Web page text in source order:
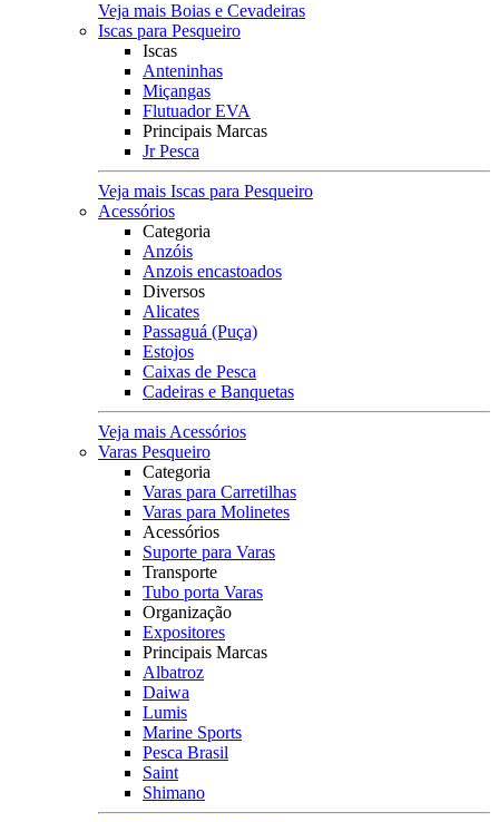
Veja mais Boias e Cevadeiras
Iscas para Pesqueiro
Iscas
Anteninhas
Miçangas
Flutuador EVA
Principais Marcas
Jr Pesca
Veja mais Iscas para Pesqueiro
Acessórios
Categoria
Anzóis
Anzois encastoados
Diversos
Alicates
Passaguá (Puça)
Estojos
Caixas de Pesca
Cadeiras e Banquetas
Veja mais Acessórios
Varas Pesqueiro
Categoria
Varas para Carretilhas
Varas para Molinetes
Acessórios
Suporte para Varas
Transporte
Tubo porta Varas
Organização
Expositores
Principais Marcas
Albatroz
Daiwa
Lumis
Marine Sports
Pesca Brasil
Saint
Shimano